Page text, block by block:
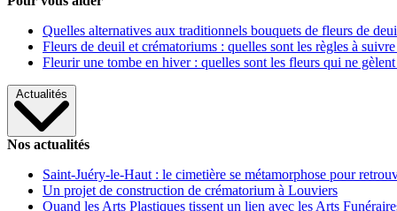
Quelles alternatives aux traditionnels bouquets de fleurs de
Fleurs de deuil et crématoriums : quelles sont les règles à
Fleurir une tombe en hiver : quelles sont les fleurs qui ne gèlent
Actualités
Nos actualités
Saint-Juéry-le-Haut : le cimetière se métamorphose pour
Un projet de construction de crématorium à Louviers
Quand les Arts Plastiques tissent un lien avec les Arts